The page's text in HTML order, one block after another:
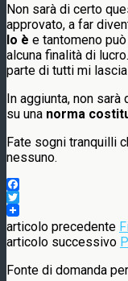
Non sarà di certo
approvato, a far
lo è e tantomeno
alcuna finalità di
parte di tutti mi
In aggiunta, non sarà
su una norma
Fate sogni tranquilli
nessuno.
Facebook
Twitter
articolo precedente
articolo successivo
Fonte di domanda